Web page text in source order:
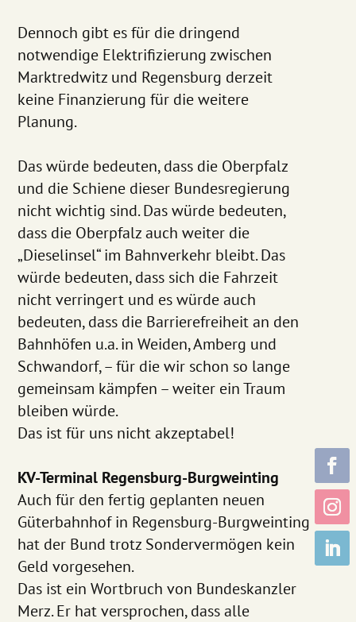
Dennoch gibt es für die dringend
notwendige Elektrifizierung zwischen
Marktredwitz und Regensburg derzeit
keine Finanzierung für die weitere
Planung.
Das würde bedeuten, dass die Oberpfalz
und die Schiene dieser Bundesregierung
nicht wichtig sind. Das würde bedeuten,
dass die Oberpfalz auch weiter die
„Dieselinsel“ im Bahnverkehr bleibt. Das
würde bedeuten, dass sich die Fahrzeit
nicht verringert und es würde auch
bedeuten, dass die Barrierefreiheit an den
Bahnhöfen u.a. in Weiden, Amberg und
Schwandorf, – für die wir schon so lange
gemeinsam kämpfen – weiter ein Traum
bleiben würde.
Das ist für uns nicht akzeptabel!
KV-Terminal Regensburg-Burgweinting
Auch für den fertig geplanten neuen
Güterbahnhof in Regensburg-Burgweinting
hat der Bund trotz Sondervermögen kein
Geld vorgesehen.
Das ist ein Wortbruch von Bundeskanzler
Merz. Er hat versprochen, dass alle